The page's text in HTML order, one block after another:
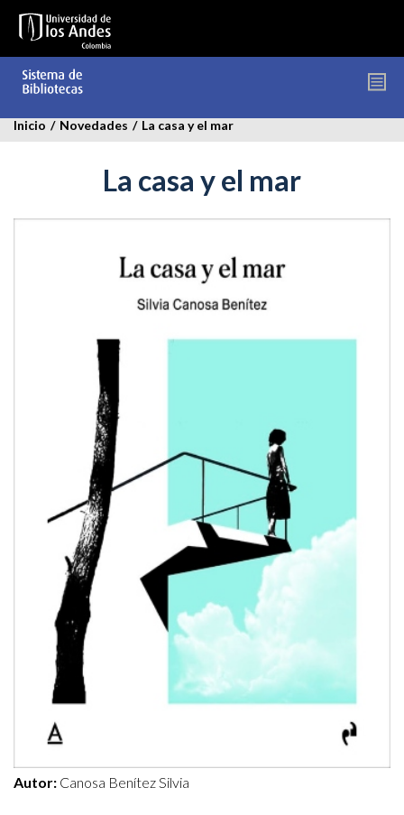
contenido
Inicio / Novedades / La casa y el mar
La casa y el mar
Autor: Canosa Benítez Silvia